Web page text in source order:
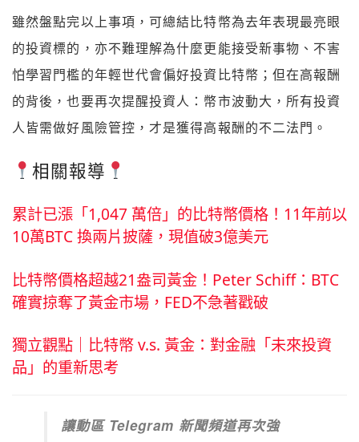
雖然盤點完以上事項，可總結比特幣為去年表現最亮眼
的投資標的，亦不難理解為什麼更能接受新事物、不害
怕學習門檻的年輕世代會偏好投資比特幣；但在高報酬
的背後，也要再次提醒投資人：幣市波動大，所有投資
人皆需做好風險管控，才是獲得高報酬的不二法門。
相關報導
累計已漲「1,047 萬倍」的比特幣價格！11年前以
10萬BTC 換兩片披薩，現值破3億美元
比特幣價格超越21盎司黃金！Peter Schiff：BTC
確實掠奪了黃金市場，FED不急著戳破
獨立觀點｜比特幣 v.s. 黃金：對金融「未來投資
品」的重新思考
讓動區 Telegram 新聞頻道再次強